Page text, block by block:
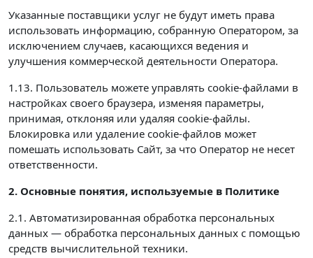
Указанные поставщики услуг не будут иметь права
использовать информацию, собранную Оператором, за
исключением случаев, касающихся ведения и
улучшения коммерческой деятельности Оператора.
1.13. Пользователь можете управлять cookie-файлами в
настройках своего браузера, изменяя параметры,
принимая, отклоняя или удаляя cookie-файлы.
Блокировка или удаление cookie-файлов может
помешать использовать Сайт, за что Оператор не несет
ответственности.
2. Основные понятия, используемые в Политике
2.1. Автоматизированная обработка персональных
данных — обработка персональных данных с помощью
средств вычислительной техники.